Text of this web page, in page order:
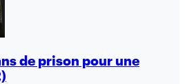
de prison pour une